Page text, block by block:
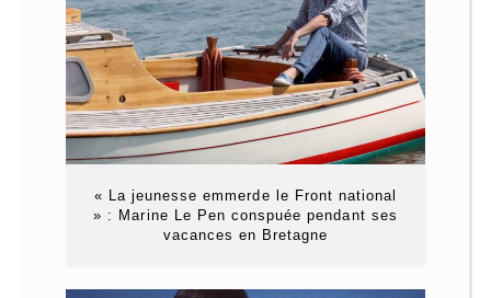
« La jeunesse emmerde le Front national
» : Marine Le Pen conspuée pendant ses
vacances en Bretagne